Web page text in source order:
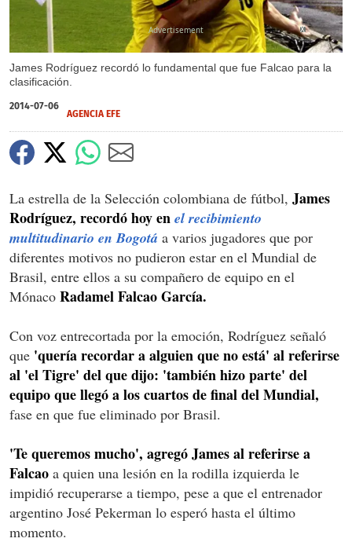
James Rodríguez recordó lo fundamental que fue Falcao para la
clasificación.
X
2014-07-06
AGENCIA EFE
La estrella de la Selección colombiana de fútbol, James
Rodríguez, recordó hoy en el recibimiento
multitudinario en Bogotá a varios jugadores que por
diferentes motivos no pudieron estar en el Mundial de
Brasil, entre ellos a su compañero de equipo en el
Mónaco Radamel Falcao García.
Con voz entrecortada por la emoción, Rodríguez señaló
que 'quería recordar a alguien que no está' al referirse
al 'el Tigre' del que dijo: 'también hizo parte' del
equipo que llegó a los cuartos de final del Mundial,
fase en que fue eliminado por Brasil.
'Te queremos mucho', agregó James al referirse a
Falcao a quien una lesión en la rodilla izquierda le
impidió recuperarse a tiempo, pese a que el entrenador
argentino José Pekerman lo esperó hasta el último
momento.